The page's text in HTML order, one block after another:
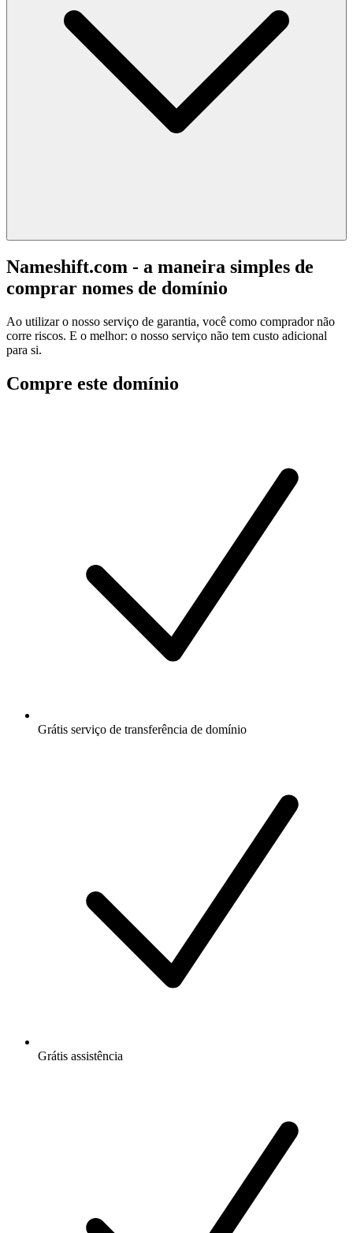
Nameshift.com - a maneira simples de
comprar nomes de domínio
Ao utilizar o nosso serviço de garantia, você como comprador não
corre riscos. E o melhor: o nosso serviço não tem custo adicional
para si.
Compre este domínio
Grátis serviço de transferência de domínio
Grátis assistência